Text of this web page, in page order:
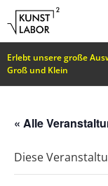
Erlebt unsere große
Groß und Klein
« Alle
Diese